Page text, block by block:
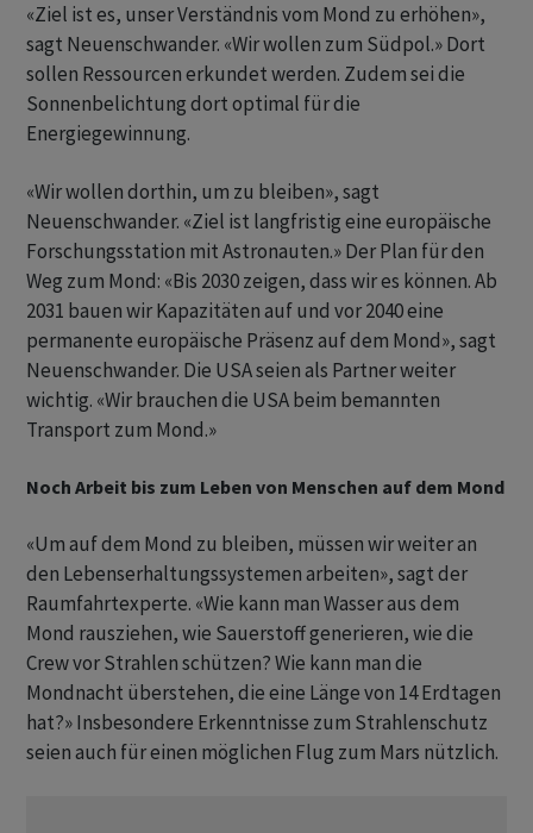
«Ziel ist es, unser Verständnis vom Mond zu erhöhen»,
sagt Neuenschwander. «Wir wollen zum Südpol.» Dort
sollen Ressourcen erkundet werden. Zudem sei die
Sonnenbelichtung dort optimal für die
Energiegewinnung.
«Wir wollen dorthin, um zu bleiben», sagt
Neuenschwander. «Ziel ist langfristig eine europäische
Forschungsstation mit Astronauten.» Der Plan für den
Weg zum Mond: «Bis 2030 zeigen, dass wir es können. Ab
2031 bauen wir Kapazitäten auf und vor 2040 eine
permanente europäische Präsenz auf dem Mond», sagt
Neuenschwander. Die USA seien als Partner weiter
wichtig. «Wir brauchen die USA beim bemannten
Transport zum Mond.»
Noch Arbeit bis zum Leben von Menschen auf dem Mond
«Um auf dem Mond zu bleiben, müssen wir weiter an
den Lebenserhaltungssystemen arbeiten», sagt der
Raumfahrtexperte. «Wie kann man Wasser aus dem
Mond rausziehen, wie Sauerstoff generieren, wie die
Crew vor Strahlen schützen? Wie kann man die
Mondnacht überstehen, die eine Länge von 14 Erdtagen
hat?» Insbesondere Erkenntnisse zum Strahlenschutz
seien auch für einen möglichen Flug zum Mars nützlich.